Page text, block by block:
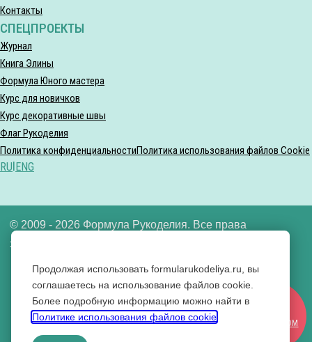
Контакты
СПЕЦПРОЕКТЫ
Журнал
Книга Элины
Формула Юного мастера
Курс для новичков
Курс декоративные швы
Флаг Рукоделия
УЧАСТНИКОМ
Политика конфиденциальностиПолитика использования файлов Cookie
RU ENG
© 2009 - 2026 Формула Рукоделия. Все права
защищены.
ООО «Формула рукоделия» ИНН 7721640592
Вконтакте
Одноклассники
Продолжая использовать formularukodeliya.ru, вы
соглашаетесь на использование файлов cookie.
Более подробную информацию можно найти в
Политике использования файлов cookie